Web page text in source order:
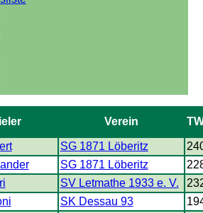
Verein
SG 1871 Löberitz
SG 1871 Löberitz
SV Letmathe 1933 e. V.
SK Dessau 93